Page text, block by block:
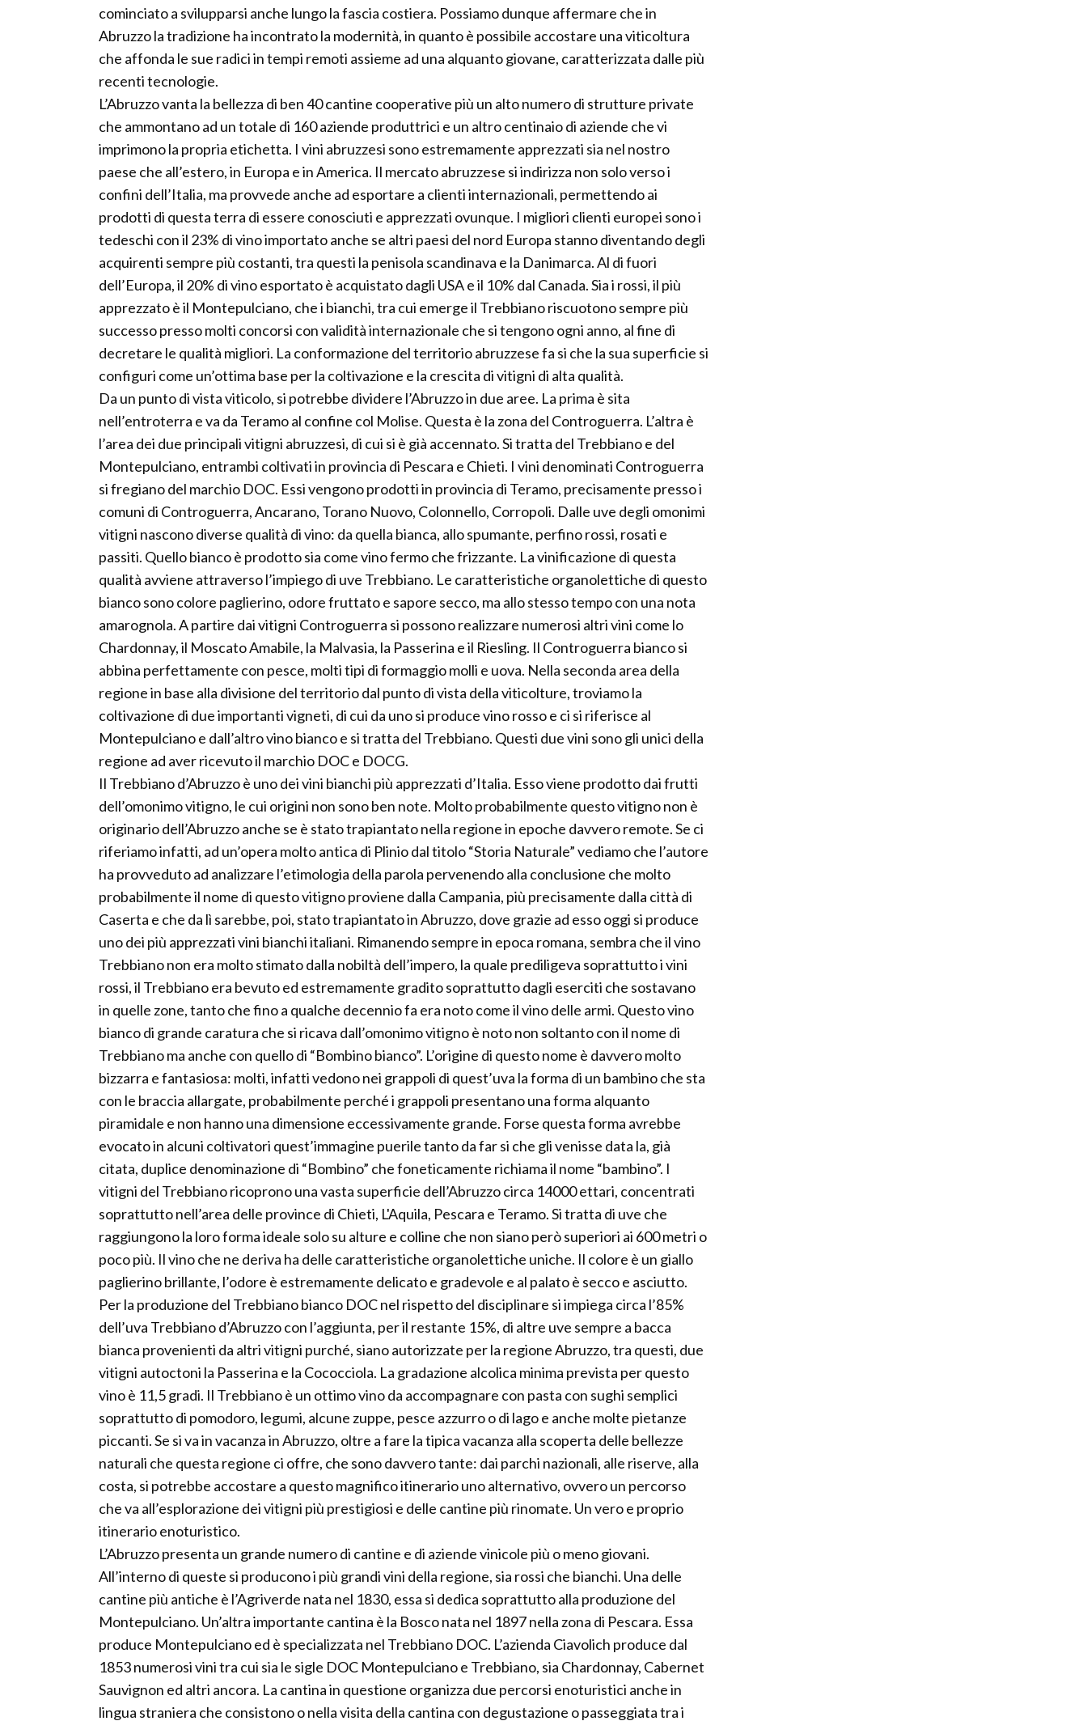
cominciato a svilupparsi anche lungo la fascia costiera. Possiamo dunque affermare che in
Abruzzo la tradizione ha incontrato la modernità, in quanto è possibile accostare una viticoltura
che affonda le sue radici in tempi remoti assieme ad una alquanto giovane, caratterizzata dalle più
recenti tecnologie.
L’Abruzzo vanta la bellezza di ben 40 cantine cooperative più un alto numero di strutture private
che ammontano ad un totale di 160 aziende produttrici e un altro centinaio di aziende che vi
imprimono la propria etichetta. I vini abruzzesi sono estremamente apprezzati sia nel nostro
paese che all’estero, in Europa e in America. Il mercato abruzzese si indirizza non solo verso i
confini dell’Italia, ma provvede anche ad esportare a clienti internazionali, permettendo ai
prodotti di questa terra di essere conosciuti e apprezzati ovunque. I migliori clienti europei sono i
tedeschi con il 23% di vino importato anche se altri paesi del nord Europa stanno diventando degli
acquirenti sempre più costanti, tra questi la penisola scandinava e la Danimarca. Al di fuori
dell’Europa, il 20% di vino esportato è acquistato dagli USA e il 10% dal Canada. Sia i rossi, il più
apprezzato è il Montepulciano, che i bianchi, tra cui emerge il Trebbiano riscuotono sempre più
successo presso molti concorsi con validità internazionale che si tengono ogni anno, al fine di
decretare le qualità migliori. La conformazione del territorio abruzzese fa si che la sua superficie si
configuri come un’ottima base per la coltivazione e la crescita di vitigni di alta qualità.
Da un punto di vista viticolo, si potrebbe dividere l’Abruzzo in due aree. La prima è sita
nell’entroterra e va da Teramo al confine col Molise. Questa è la zona del Controguerra. L’altra è
l’area dei due principali vitigni abruzzesi, di cui si è già accennato. Si tratta del Trebbiano e del
Montepulciano, entrambi coltivati in provincia di Pescara e Chieti. I vini denominati Controguerra
si fregiano del marchio DOC. Essi vengono prodotti in provincia di Teramo, precisamente presso i
comuni di Controguerra, Ancarano, Torano Nuovo, Colonnello, Corropoli. Dalle uve degli omonimi
vitigni nascono diverse qualità di vino: da quella bianca, allo spumante, perfino rossi, rosati e
passiti. Quello bianco è prodotto sia come vino fermo che frizzante. La vinificazione di questa
qualità avviene attraverso l’impiego di uve Trebbiano. Le caratteristiche organolettiche di questo
bianco sono colore paglierino, odore fruttato e sapore secco, ma allo stesso tempo con una nota
amarognola. A partire dai vitigni Controguerra si possono realizzare numerosi altri vini come lo
Chardonnay, il Moscato Amabile, la Malvasia, la Passerina e il Riesling. Il Controguerra bianco si
abbina perfettamente con pesce, molti tipi di formaggio molli e uova. Nella seconda area della
regione in base alla divisione del territorio dal punto di vista della viticolture, troviamo la
coltivazione di due importanti vigneti, di cui da uno si produce vino rosso e ci si riferisce al
Montepulciano e dall’altro vino bianco e si tratta del Trebbiano. Questi due vini sono gli unici della
regione ad aver ricevuto il marchio DOC e DOCG.
Il Trebbiano d’Abruzzo è uno dei vini bianchi più apprezzati d’Italia. Esso viene prodotto dai frutti
dell’omonimo vitigno, le cui origini non sono ben note. Molto probabilmente questo vitigno non è
originario dell’Abruzzo anche se è stato trapiantato nella regione in epoche davvero remote. Se ci
riferiamo infatti, ad un’opera molto antica di Plinio dal titolo “Storia Naturale” vediamo che l’autore
ha provveduto ad analizzare l’etimologia della parola pervenendo alla conclusione che molto
probabilmente il nome di questo vitigno proviene dalla Campania, più precisamente dalla città di
Caserta e che da lì sarebbe, poi, stato trapiantato in Abruzzo, dove grazie ad esso oggi si produce
uno dei più apprezzati vini bianchi italiani. Rimanendo sempre in epoca romana, sembra che il vino
Trebbiano non era molto stimato dalla nobiltà dell’impero, la quale prediligeva soprattutto i vini
rossi, il Trebbiano era bevuto ed estremamente gradito soprattutto dagli eserciti che sostavano
in quelle zone, tanto che fino a qualche decennio fa era noto come il vino delle armi. Questo vino
bianco di grande caratura che si ricava dall’omonimo vitigno è noto non soltanto con il nome di
Trebbiano ma anche con quello di “Bombino bianco”. L’origine di questo nome è davvero molto
bizzarra e fantasiosa: molti, infatti vedono nei grappoli di quest’uva la forma di un bambino che sta
con le braccia allargate, probabilmente perché i grappoli presentano una forma alquanto
piramidale e non hanno una dimensione eccessivamente grande. Forse questa forma avrebbe
evocato in alcuni coltivatori quest’immagine puerile tanto da far si che gli venisse data la, già
citata, duplice denominazione di “Bombino” che foneticamente richiama il nome “bambino”. I
vitigni del Trebbiano ricoprono una vasta superficie dell’Abruzzo circa 14000 ettari, concentrati
soprattutto nell’area delle province di Chieti, L'Aquila, Pescara e Teramo. Si tratta di uve che
raggiungono la loro forma ideale solo su alture e colline che non siano però superiori ai 600 metri o
poco più. Il vino che ne deriva ha delle caratteristiche organolettiche uniche. Il colore è un giallo
paglierino brillante, l’odore è estremamente delicato e gradevole e al palato è secco e asciutto.
Per la produzione del Trebbiano bianco DOC nel rispetto del disciplinare si impiega circa l’85%
dell’uva Trebbiano d’Abruzzo con l’aggiunta, per il restante 15%, di altre uve sempre a bacca
bianca provenienti da altri vitigni purché, siano autorizzate per la regione Abruzzo, tra questi, due
vitigni autoctoni la Passerina e la Cococciola. La gradazione alcolica minima prevista per questo
vino è 11,5 gradi. Il Trebbiano è un ottimo vino da accompagnare con pasta con sughi semplici
soprattutto di pomodoro, legumi, alcune zuppe, pesce azzurro o di lago e anche molte pietanze
piccanti. Se si va in vacanza in Abruzzo, oltre a fare la tipica vacanza alla scoperta delle bellezze
naturali che questa regione ci offre, che sono davvero tante: dai parchi nazionali, alle riserve, alla
costa, si potrebbe accostare a questo magnifico itinerario uno alternativo, ovvero un percorso
che va all’esplorazione dei vitigni più prestigiosi e delle cantine più rinomate. Un vero e proprio
itinerario enoturistico.
L’Abruzzo presenta un grande numero di cantine e di aziende vinicole più o meno giovani.
All’interno di queste si producono i più grandi vini della regione, sia rossi che bianchi. Una delle
cantine più antiche è l’Agriverde nata nel 1830, essa si dedica soprattutto alla produzione del
Montepulciano. Un’altra importante cantina è la Bosco nata nel 1897 nella zona di Pescara. Essa
produce Montepulciano ed è specializzata nel Trebbiano DOC. L’azienda Ciavolich produce dal
1853 numerosi vini tra cui sia le sigle DOC Montepulciano e Trebbiano, sia Chardonnay, Cabernet
Sauvignon ed altri ancora. La cantina in questione organizza due percorsi enoturistici anche in
lingua straniera che consistono o nella visita della cantina con degustazione o passeggiata tra i